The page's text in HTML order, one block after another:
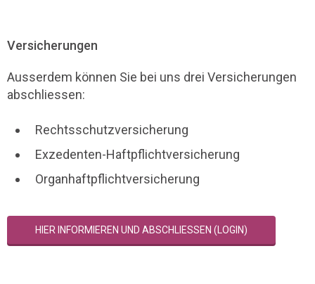
Versicherungen
Ausserdem können Sie bei uns drei Versicherungen
abschliessen:
Rechtsschutzversicherung
Exzedenten-Haftpflichtversicherung
Organhaftpflichtversicherung
HIER INFORMIEREN UND ABSCHLIESSEN (LOGIN)